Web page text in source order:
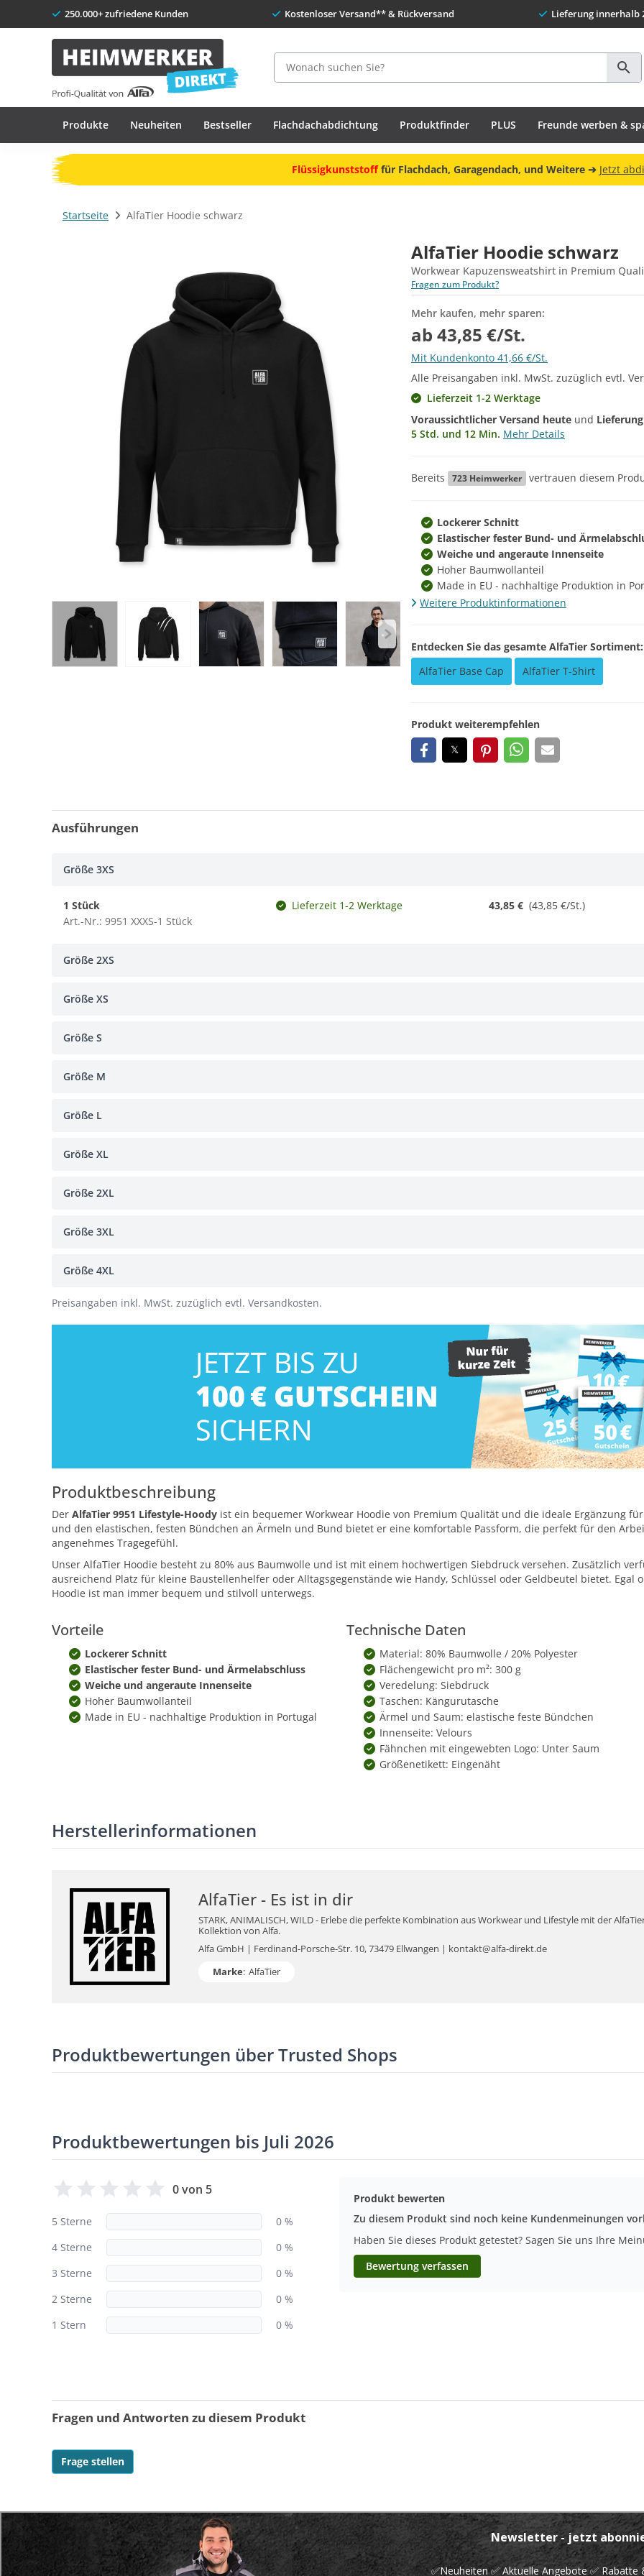
250.000+ zufriedene Kunden Kostenloser Versand** & Rückversand Lieferung innerhalb
Suche
Produkte Neuheiten Bestseller Flachdachabdichtung Produktfinder PLUS Freunde werben &
Flüssigkunststofffür Flachdach, Garagendach, und Weitere ➔ Jetzt
Startseite AlfaTier Hoodie schwarz
AlfaTier Hoodie schwarz
Workwear Kapuzensweatshirt in Premium
Fragen zum Produkt?
Mehr kaufen, mehr sparen:
ab 43,85 €/St.
Mit Kundenkonto 41,66 €/St.
Alle Preisangaben inkl. MwSt. zuzüglich evtl.
Lieferzeit 1-2 Werktage
Voraussichtlicher Versand heute und
5 Std. und 12 Min. Mehr Details
Bereits 723 Heimwerker vertrauen diesem
Lockerer Schnitt
Elastischer fester Bund- und
Weiche und angeraute Innenseite
Hoher Baumwollanteil
Made in EU - nachhaltige Produktion in
Weitere Produktinformationen
Entdecken Sie das gesamte AlfaTier Sortiment:
AlfaTier Base Cap
AlfaTier T-Shirt
Produkt weiterempfehlen
Ausführungen
Größe 3XS
1 Stück
Art.-Nr.: 9951 XXXS-1 Stück
Lieferzeit 1-2 Werktage 43,85 € (43,85 €/St.)
Größe 2XS
Größe XS
Größe S
Größe M
Größe L
Größe XL
Größe 2XL
Größe 3XL
Größe 4XL
Preisangaben inkl. MwSt. zuzüglich evtl. Versandkosten.
Produktbeschreibung
Der AlfaTier 9951 Lifestyle-Hoody ist ein bequemer Workwear Hoodie von Premium Qualität und die ideale Ergänzung
und den elastischen, festen Bündchen an Ärmeln und Bund bietet er eine komfortable Passform, die perfekt für den
angenehmes Tragegefühl.
Unser AlfaTier Hoodie besteht zu 80% aus Baumwolle und ist mit einem hochwertigen Siebdruck versehen. Zusätzlich
ausreichend Platz für kleine Baustellenhelfer oder Alltagsgegenstände wie Handy, Schlüssel oder Geldbeutel bietet.
Hoodie ist man immer bequem und stilvoll unterwegs.
Vorteile
Lockerer Schnitt
Elastischer fester Bund- und Ärmelabschluss
Weiche und angeraute Innenseite
Hoher Baumwollanteil
Made in EU - nachhaltige Produktion in Portugal
Technische Daten
Material: 80% Baumwolle / 20% Polyester
Flächengewicht pro m²: 300 g
Veredelung: Siebdruck
Taschen: Kängurutasche
Ärmel und Saum: elastische feste Bündchen
Innenseite: Velours
Fähnchen mit eingewebten Logo: Unter Saum
Größenetikett: Eingenäht
Herstellerinformationen
AlfaTier - Es ist in dir
STARK, ANIMALISCH, WILD - Erlebe die perfekte Kombination aus Workwear und Lifestyle mit der
Kollektion von Alfa.
Alfa GmbH | Ferdinand-Porsche-Str. 10, 73479 Ellwangen | kontakt@alfa-direkt.de
Marke: AlfaTier
Produktbewertungen über Trusted Shops
Produktbewertungen bis Juli 2026
0 von 5
5 Sterne
0 %
4 Sterne
0 %
3 Sterne
0 %
2 Sterne
0 %
1 Stern
0 %
Produkt bewerten
Zu diesem Produkt sind noch keine Kundenmeinungen
Haben Sie dieses Produkt getestet? Sagen Sie uns Ihre
Bewertung verfassen
Fragen und Antworten zu diesem Produkt
Frage stellen